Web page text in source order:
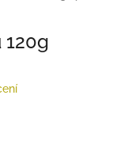
120g